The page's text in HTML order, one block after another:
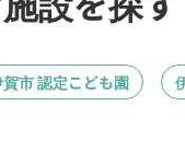
市 認定こども園